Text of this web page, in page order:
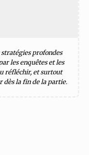
stratégies profondes
les enquêtes et les
réfléchir, et surtout
dès la fin de la partie.